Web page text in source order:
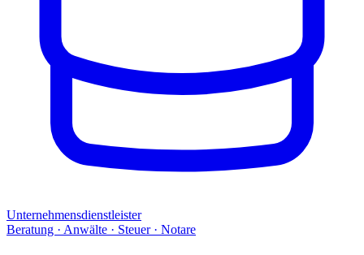
Unternehmensdienstleister
Beratung · Anwälte · Steuer · Notare